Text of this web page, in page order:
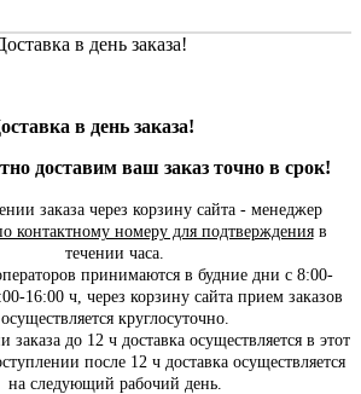
в день заказа!
в день заказа!
доставим ваш заказ точно в срок!
заказа через корзину сайта - менеджер
контактному номеру для подтвержденияв
течении часа.
принимаются в будние дни с 8:00-
16:00 ч, через корзину сайта прием заказов
осуществляется круглосуточно.
до 12 ч доставка осуществляется в этот
после 12 ч доставка осуществляется
на следующий рабочий день.